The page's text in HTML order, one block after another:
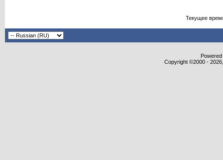
Текущее
Copyright ©2000 -